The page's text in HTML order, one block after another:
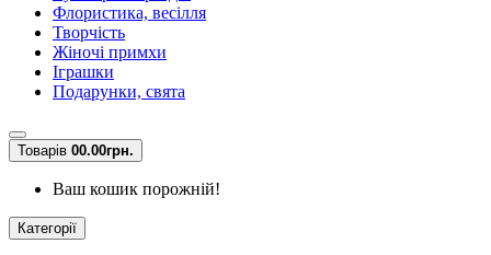
Флористика, весілля
Творчість
Жіночі примхи
Іграшки
Подарунки, свята
Товарів 00.00грн.
Ваш кошик порожній!
Категорії